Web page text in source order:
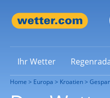
Ihr Wetter
Home Europa Kroatien